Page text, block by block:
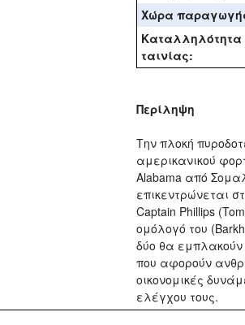
Χώρα
Καταλληλότητα
ταινίας:
Περίληψη
Την πλοκή
αμερικανικού
Alabama από
επικεντρώνεται
Captain Phillips
ομόλογό του
δύο θα
που αφορούν
οικονομικές
ελέγχου τους.